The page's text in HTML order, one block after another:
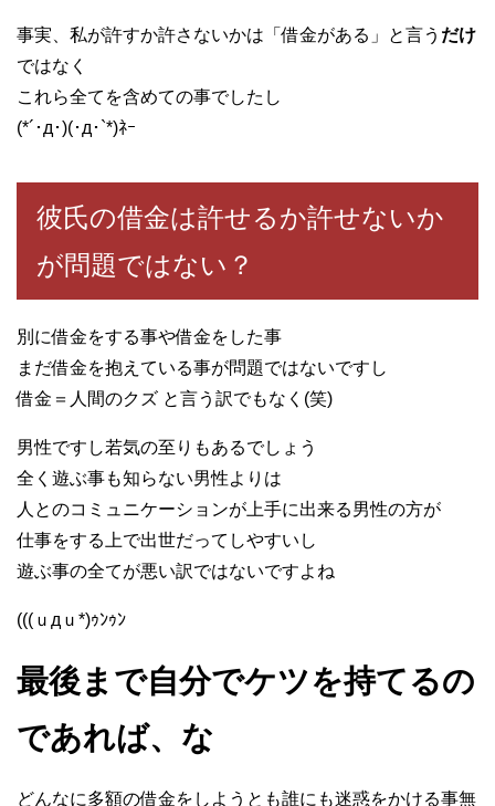
事実、私が許すか許さないかは「借金がある」と言う だけ
ではなく
これら全てを含めての事でしたし
(*´･д･)(･д･`*)ﾈｰ
彼氏の借金は許せるか許せないか
が問題ではない？
別に借金をする事や借金をした事
まだ借金を抱えている事が問題ではないですし
借金＝人間のクズ と言う訳でもなく(笑)
男性ですし若気の至りもあるでしょう
全く遊ぶ事も知らない男性よりは
人とのコミュニケーションが上手に出来る男性の方が
仕事をする上で出世だってしやすいし
遊ぶ事の全てが悪い訳ではないですよね
(((ｕдｕ*)ｩﾝｩﾝ
最後まで自分でケツを持てるの
であれば、な
どんなに多額の借金をしようとも誰にも迷惑をかける事無